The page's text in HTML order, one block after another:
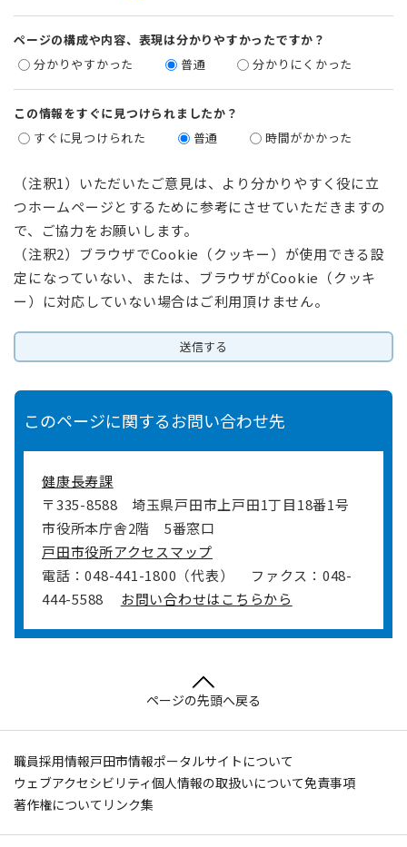
ページの構成や内容、表現は分かりやすかったですか？
分かりやすかった
普通 分かりにくかった
この情報をすぐに見つけられましたか？
すぐに見つけられた
普通 時間がかかった
（注釈1）いただいたご意見は、より分かりやすく役に立
つホームページとするために参考にさせていただきますの
で、ご協力をお願いします。
（注釈2）ブラウザでCookie（クッキー）が使用できる設
定になっていない、または、ブラウザがCookie（クッキ
ー）に対応していない場合はご利用頂けません。
このページに関するお問い合わせ先
健康長寿課
〒335-8588
埼玉県戸田市上戸田1丁目18番1号
市役所本庁舎2階 5番窓口
戸田市役所アクセスマップ
電話：048-441-1800（代表）
ファクス：048-
444-5588
お問い合わせはこちらから
ページの先頭へ戻る
職員採用情報戸田市情報ポータルサイトについて
ウェブアクセシビリティ個人情報の取扱いについて免責事項
著作権について リンク集